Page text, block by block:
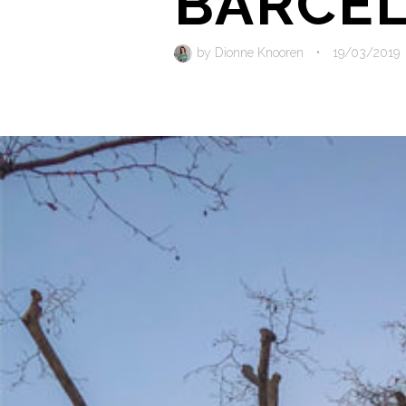
by Dionne Knooren • 19/03/2019